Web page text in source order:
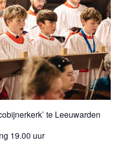
te Leeuwarden
19.00 uur